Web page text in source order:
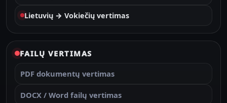
Lietuvių → Vokiečių vertimas
FAILŲ VERTIMAS
PDF dokumentų vertimas
DOCX / Word failų vertimas